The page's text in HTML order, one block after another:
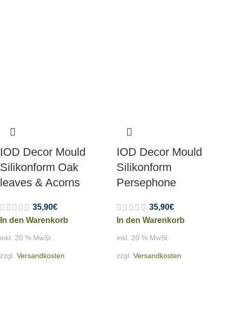
IOD Decor Mould
Silikonform Oak
leaves & Acorns
35,90€
In den Warenkorb
inkl. 20 % MwSt.
zzgl. Versandkosten
IOD Decor Mould
Silikonform
Persephone
35,90€
In den Warenkorb
inkl. 20 % MwSt.
zzgl. Versandkosten